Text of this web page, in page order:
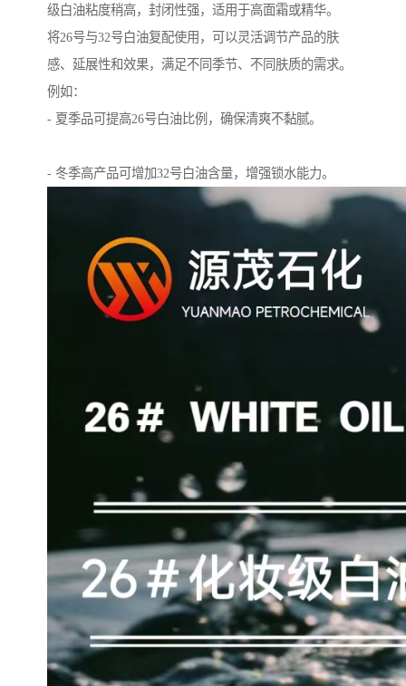
级白油粘度稍高，封闭性强，适用于高面霜或精华。
将26号与32号白油复配使用，可以灵活调节产品的肤
感、延展性和效果，满足不同季节、不同肤质的需求。
例如：
- 夏季品可提高26号白油比例，确保清爽不黏腻。
- 冬季高产品可增加32号白油含量，增强锁水能力。